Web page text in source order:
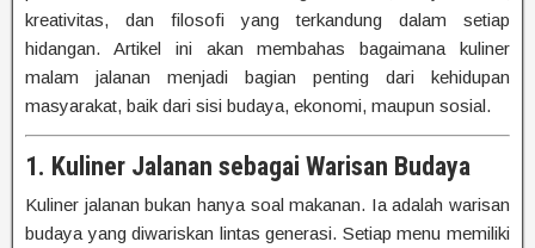
kreativitas, dan filosofi yang terkandung dalam setiap
hidangan. Artikel ini akan membahas bagaimana kuliner
malam jalanan menjadi bagian penting dari kehidupan
masyarakat, baik dari sisi budaya, ekonomi, maupun sosial.
1. Kuliner Jalanan sebagai Warisan Budaya
Kuliner jalanan bukan hanya soal makanan. Ia adalah warisan
budaya yang diwariskan lintas generasi. Setiap menu memiliki